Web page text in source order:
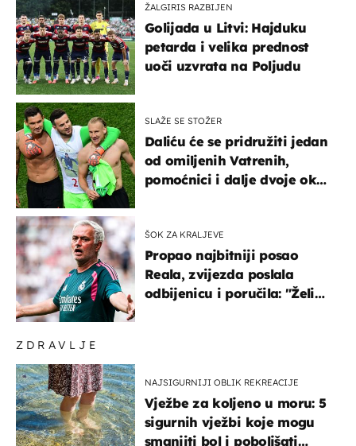
ZDRAVLJE
NAJSIGURNIJI OBLIK REKREACIJE
Vježbe za koljeno u moru: 5
sigurnih vježbi koje mogu
smanjiti bol i poboljšati
ŽALGIRIS RAZBIJEN
Golijada u Litvi: Hajduku
petarda i velika prednost
uoči uzvrata na Poljudu
SLAŽE SE STOŽER
Daliću će se pridružiti jedan
od omiljenih Vatrenih,
pomoćnici i dalje dvoje oko
ŠOK ZA KRALJEVE
Propao najbitniji posao
Reala, zvijezda poslala
odbijenicu i poručila: "Želim